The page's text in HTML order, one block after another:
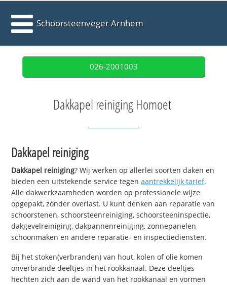
Schoorsteenveger Arnhem
026-2001003
Dakkapel reiniging Homoet
Dakkapel reiniging
Dakkapel reiniging? Wij werken op allerlei soorten daken en
bieden een uitstekende service tegenaantrekkelijk tarief.
Alle dakwerkzaamheden worden op professionele wijze
opgepakt, zónder overlast. U kunt denken aan reparatie van
schoorstenen, schoorsteenreiniging, schoorsteeninspectie,
dakgevelreiniging, dakpannenreiniging, zonnepanelen
schoonmaken en andere reparatie- en inspectiediensten.
Bij het stoken(verbranden) van hout, kolen of olie komen
onverbrande deeltjes in het rookkanaal. Deze deeltjes
hechten zich aan de wand van het rookkanaal en vormen